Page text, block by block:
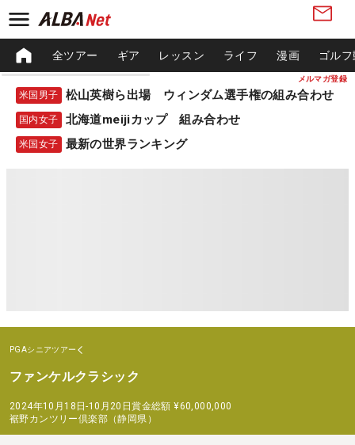
メルマガ登録
全ツアー ギア レッスン ライフ 漫画 ゴル
米国男子 松山英樹ら出場 ウィンダム選手権の組み合わせ
国内女子 北海道meijiカップ 組み合わせ
米国女子 最新の世界ランキング
PGAシニアツアー
ファンケルクラシック
2024年10月18日-10月20日賞金総額 ¥60,000,000
裾野カンツリー倶楽部（静岡県）